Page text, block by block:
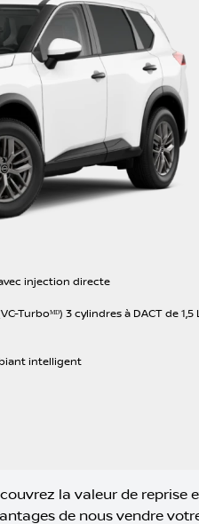
injection directe
Turboᴹᴰ) 3 cylindres à DACT de 1,5
intelligent
la valeur de reprise
de nous vendre